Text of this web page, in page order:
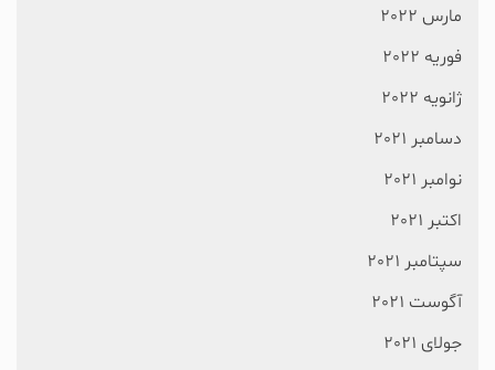
مارس 2022
فوریه 2022
ژانویه 2022
دسامبر 2021
نوامبر 2021
اکتبر 2021
سپتامبر 2021
آگوست 2021
جولای 2021